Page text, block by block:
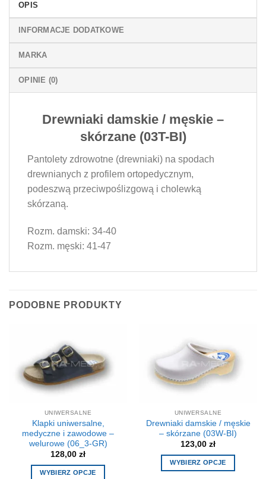
OPIS
INFORMACJE DODATKOWE
MARKA
OPINIE (0)
Drewniaki damskie / męskie –
skórzane (03T-BI)
Pantolety zdrowotne (drewniaki) na spodach
drewnianych z profilem ortopedycznym,
podeszwą przeciwpoślizgową i cholewką
skórzaną.
Rozm. damski: 34-40
Rozm. męski: 41-47
PODOBNE PRODUKTY
UNIWERSALNE
Klapki uniwersalne,
medyczne i zawodowe –
welurowe (06_3-GR)
128,00 zł
WYBIERZ OPCJE
UNIWERSALNE
Drewniaki damskie / męskie
– skórzane (03W-BI)
123,00 zł
WYBIERZ OPCJE